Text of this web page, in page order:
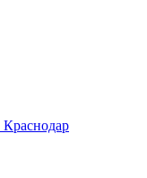
Краснодар